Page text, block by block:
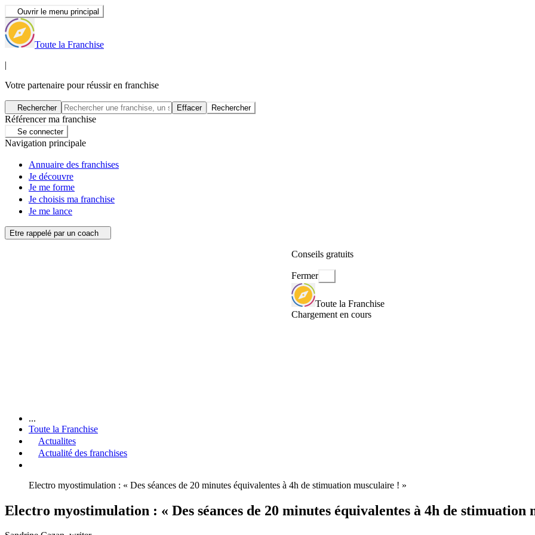
Ouvrir le menu principal
Toute la Franchise
|
Votre partenaire pour réussir en franchise
Rechercher Effacer Rechercher
Référencer ma franchise
Se connecter
Navigation principale
Annuaire des franchises
Je découvre
Je me forme
Je choisis ma franchise
Je me lance
Etre rappelé par un coach
Conseils gratuits
Fermer
Toute la Franchise
Chargement en cours
...
Toute la Franchise
Actualites
Actualité des franchises
Electro myostimulation : « Des séances de 20 minutes équivalentes à 4h de stimuation musculaire ! »
Electro myostimulation : « Des séances de 20 minutes équivalentes à 4h de stimuation